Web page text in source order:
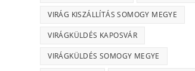
VIRÁG KISZÁLLÍTÁS SOMOGY MEGYE
VIRÁGKÜLDÉS KAPOSVÁR
VIRÁGKÜLDÉS SOMOGY MEGYE